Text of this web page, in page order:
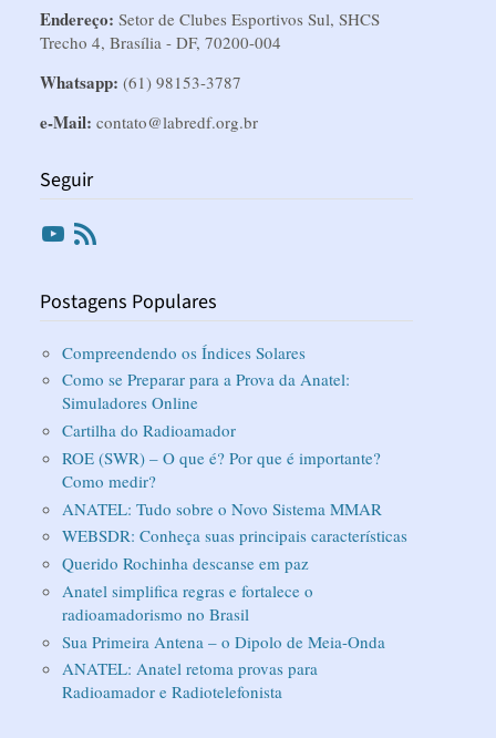
Endereço: Setor de Clubes Esportivos Sul, SHCS
Trecho 4, Brasília - DF, 70200-004
Whatsapp: (61) 98153-3787
e-Mail: contato@labredf.org.br
Seguir
Youtube
Postagens Populares
Compreendendo os Índices Solares
Como se Preparar para a Prova da Anatel:
Simuladores Online
Cartilha do Radioamador
ROE (SWR) – O que é? Por que é importante?
Como medir?
ANATEL: Tudo sobre o Novo Sistema MMAR
WEBSDR: Conheça suas principais características
Querido Rochinha descanse em paz
Anatel simplifica regras e fortalece o
radioamadorismo no Brasil
Sua Primeira Antena – o Dipolo de Meia-Onda
ANATEL: Anatel retoma provas para
Radioamador e Radiotelefonista